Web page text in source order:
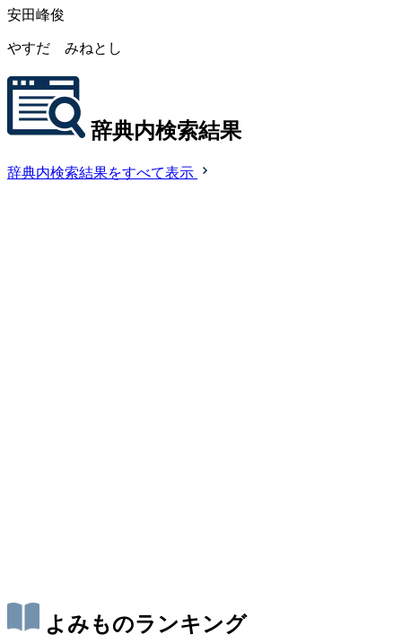
安田峰俊
やすだ みねとし
辞典内検索結果
辞典内検索結果をすべて表示
よみものランキング